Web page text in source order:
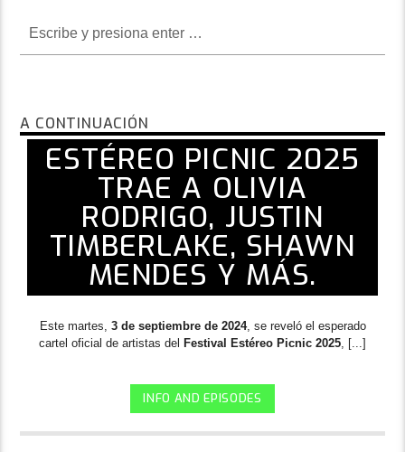
A CONTINUACIÓN
ESTÉREO PICNIC 2025
TRAE A OLIVIA
RODRIGO, JUSTIN
TIMBERLAKE, SHAWN
MENDES Y MÁS.
Este martes, 3 de septiembre de 2024, se reveló el esperado
cartel oficial de artistas del Festival Estéreo Picnic 2025 , [...]
INFO AND EPISODES